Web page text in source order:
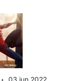
03 jun 2022